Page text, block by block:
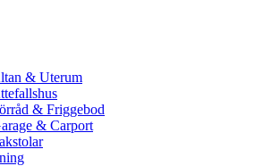
& Uterum
& Friggebod
& Carport